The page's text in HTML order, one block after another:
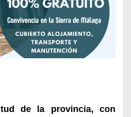
de la provincia, con